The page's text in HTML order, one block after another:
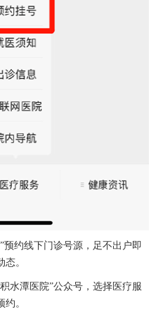
预约线下门诊号源，足不出户即
。
水潭医院”公众号，选择医疗服
。